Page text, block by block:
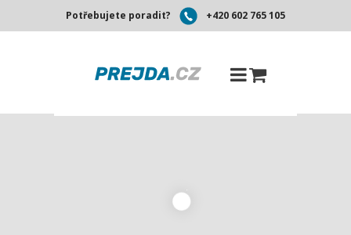
Potřebujete poradit? +420 602 765 105